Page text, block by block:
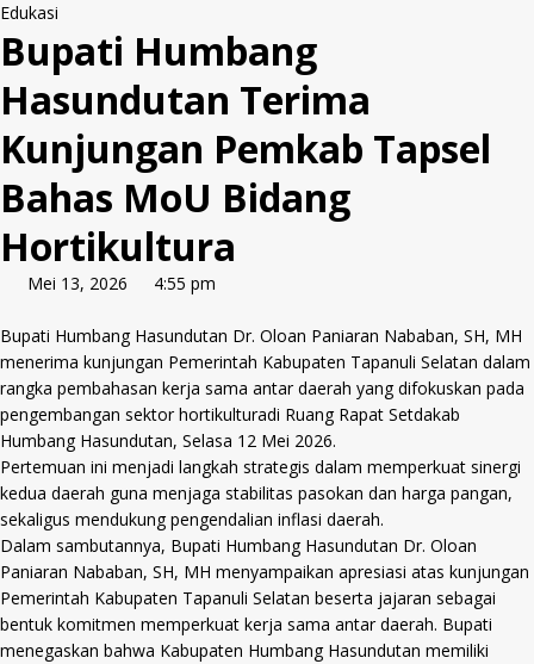
Edukasi
Bupati Humbang
Hasundutan Terima
Kunjungan Pemkab Tapsel
Bahas MoU Bidang
Hortikultura
Mei 13, 2026 4:55 pm
Bupati Humbang Hasundutan Dr. Oloan Paniaran Nababan, SH, MH
menerima kunjungan Pemerintah Kabupaten Tapanuli Selatan dalam
rangka pembahasan kerja sama antar daerah yang difokuskan pada
pengembangan sektor hortikulturadi Ruang Rapat Setdakab
Humbang Hasundutan, Selasa 12 Mei 2026.
Pertemuan ini menjadi langkah strategis dalam memperkuat sinergi
kedua daerah guna menjaga stabilitas pasokan dan harga pangan,
sekaligus mendukung pengendalian inflasi daerah.
Dalam sambutannya, Bupati Humbang Hasundutan Dr. Oloan
Paniaran Nababan, SH, MH menyampaikan apresiasi atas kunjungan
Pemerintah Kabupaten Tapanuli Selatan beserta jajaran sebagai
bentuk komitmen memperkuat kerja sama antar daerah. Bupati
menegaskan bahwa Kabupaten Humbang Hasundutan memiliki